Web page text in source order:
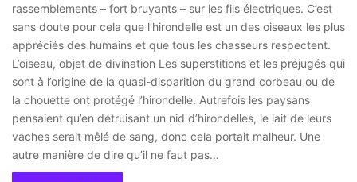
rassemblements – fort bruyants – sur les fils électriques. C’est
sans doute pour cela que l’hirondelle est un des oiseaux les plus
appréciés des humains et que tous les chasseurs respectent.
L’oiseau, objet de divination Les superstitions et les préjugés qui
sont à l’origine de la quasi-disparition du grand corbeau ou de
la chouette ont protégé l’hirondelle. Autrefois les paysans
pensaient qu’en détruisant un nid d’hirondelles, le lait de leurs
vaches serait mêlé de sang, donc cela portait malheur. Une
autre manière de dire qu’il ne faut pas…